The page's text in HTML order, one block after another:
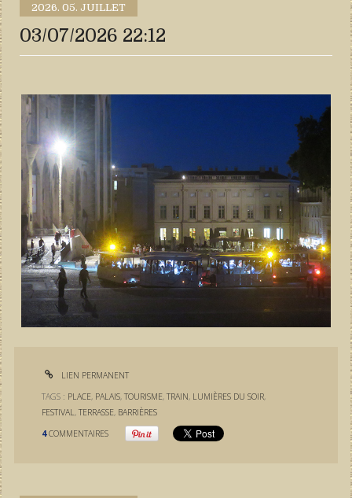
2026. 05. JUILLET
03/07/2026 22:12
LIEN PERMANENT
TAGS : PLACE, PALAIS,TOURISME,TRAIN, LUMIÈRES DU SOIR,
FESTIVAL,TERRASSE, BARRIÈRES
4 COMMENTAIRES